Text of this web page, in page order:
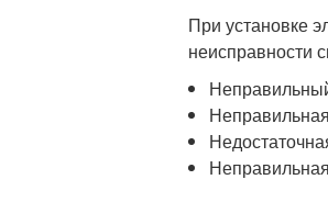
При установке
неисправности